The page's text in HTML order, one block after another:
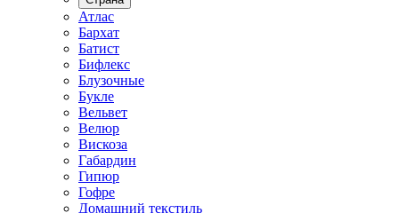
Атлас
Бархат
Батист
Бифлекс
Блузочные
Букле
Вельвет
Велюр
Вискоза
Габардин
Гипюр
Гофре
Домашний текстиль